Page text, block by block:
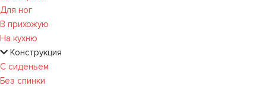
Для ног
В прихожую
На кухню
Конструкция
С сиденьем
Без спинки